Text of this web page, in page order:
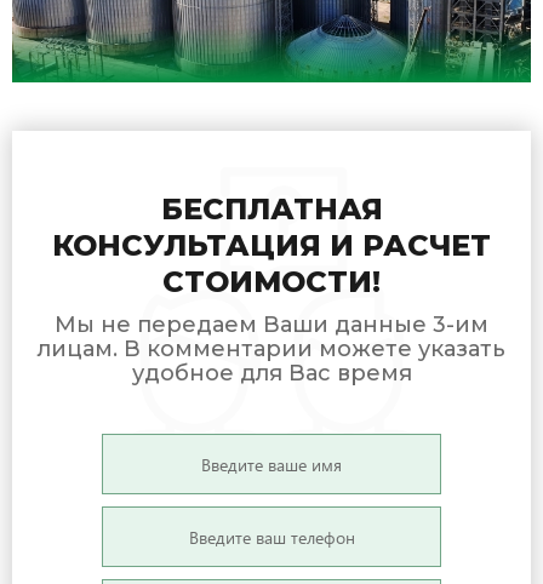
БЕСПЛАТНАЯ
КОНСУЛЬТАЦИЯ И РАСЧЕТ
СТОИМОСТИ!
Мы не передаем Ваши данные 3-им
лицам. В комментарии можете указать
удобное для Вас время